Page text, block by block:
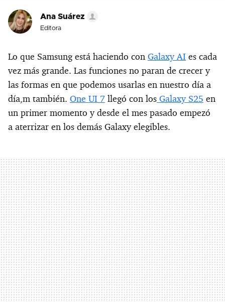
Ana Suárez
Editora
Lo que Samsung está haciendo con Galaxy AI es cada
vez más grande. Las funciones no paran de crecer y
las formas en que podemos usarlas en nuestro día a
día,m también. One UI 7 llegó con los Galaxy S25 en
un primer momento y desde el mes pasado empezó
a aterrizar en los demás Galaxy elegibles.